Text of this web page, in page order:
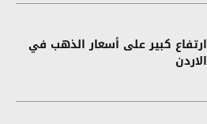
ارتفاع كبير على أسعار الذهب في
الاردن